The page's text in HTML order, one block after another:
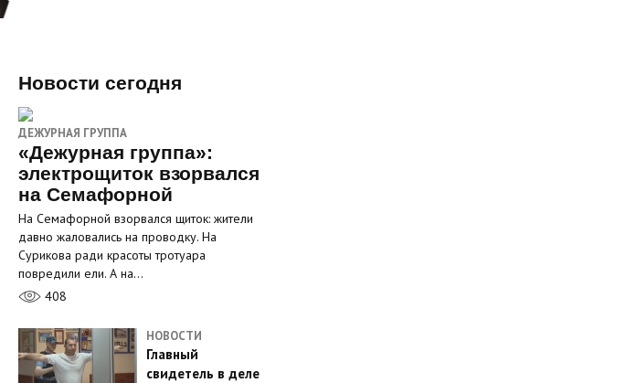
Новости сегодня
ДЕЖУРНАЯ ГРУППА
«Дежурная группа»:
электрощиток взорвался
на Семафорной
На Семафорной взорвался щиток: жители
давно жаловались на проводку. На
Сурикова ради красоты тротуара
повредили ели. А на…
408
НОВОСТИ
Главный
свидетель в деле